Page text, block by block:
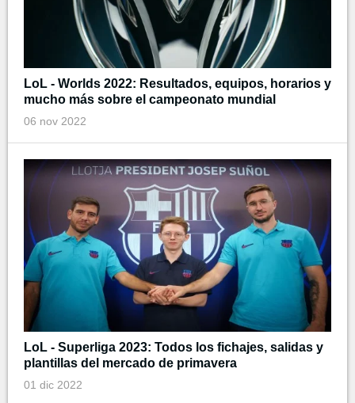
LoL - Worlds 2022: Resultados, equipos, horarios y
mucho más sobre el campeonato mundial
06 nov 2022
LoL - Superliga 2023: Todos los fichajes, salidas y
plantillas del mercado de primavera
01 dic 2022